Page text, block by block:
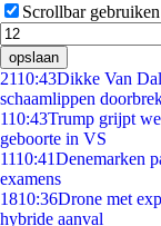
Scrollbar gebruiken
opslaan
2110:43Dikke Van
schaamlippen
110:43Trump grijpt
geboorte in VS
1110:41Denemarken
examens
1810:36Drone met
hybride aanval